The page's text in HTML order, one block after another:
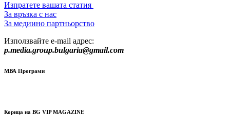
Изпратете вашата статия
За връзка с нас
За медиино партньорство
Използвайте e-mail адрес:
p.media.group.bulgaria@gmail.com
МВА Програми
Корица на BG VIP MAGAZINE